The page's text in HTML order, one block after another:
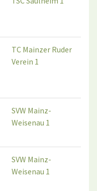
TC Mainzer Ruder
Verein 1
SVW Mainz-
Weisenau 1
SVW Mainz-
Weisenau 1